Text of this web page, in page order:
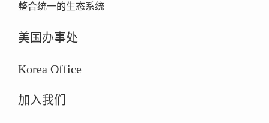
整合统一的生态系统
美国办事处
Korea Office
加入我们